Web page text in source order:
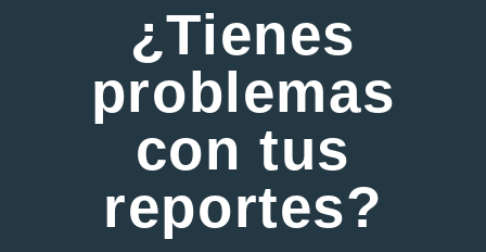
¿Tienes
problemas
con tus
reportes?